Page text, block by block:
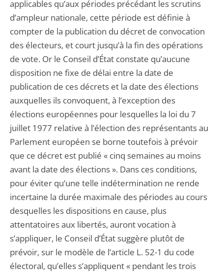
applicables qu’aux périodes précédant les scrutins
d’ampleur nationale, cette période est définie à
compter de la publication du décret de convocation
des électeurs, et court jusqu’à la fin des opérations
de vote. Or le Conseil d’État constate qu’aucune
disposition ne fixe de délai entre la date de
publication de ces décrets et la date des élections
auxquelles ils convoquent, à l’exception des
élections européennes pour lesquelles la loi du 7
juillet 1977 relative à l’élection des représentants au
Parlement européen se borne toutefois à prévoir
que ce décret est publié « cinq semaines au moins
avant la date des élections ». Dans ces conditions,
pour éviter qu’une telle indétermination ne rende
incertaine la durée maximale des périodes au cours
desquelles les dispositions en cause, plus
attentatoires aux libertés, auront vocation à
s’appliquer, le Conseil d’État suggère plutôt de
prévoir, sur le modèle de l’article L. 52-1 du code
électoral, qu’elles s’appliquent « pendant les trois